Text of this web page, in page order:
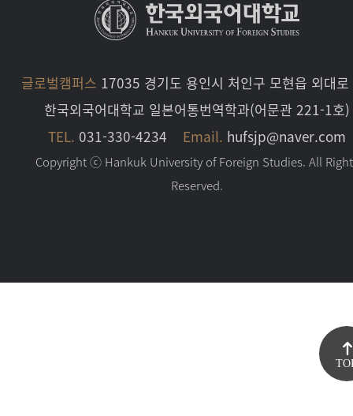
글로벌캠퍼스 17035 경기도 용인시 처인구 모현읍 외대
한국외국어대학교 일본어통번역학과(어문관 221-1호)
TEL. 031-330-4234 Email. hufsjp@naver.com
Copyright ⓒ Hankuk University of Foreign Studies. All
Reserved.